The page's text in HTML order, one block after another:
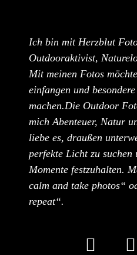
Ich bin mit Herzblut
Outdooraktivist,
Mit meinen Fotos
einfangen und
machen.Die Outdoor
mich Abenteuer, Natur
liebe es, draußen
perfekte Licht zu
Momente festzuhalten.
calm and take photos“
repeat“.